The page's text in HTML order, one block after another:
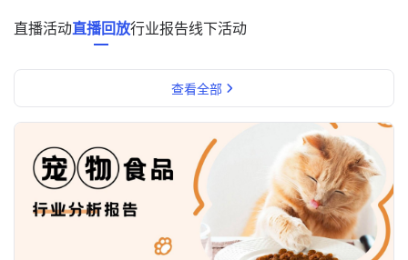
消费者说
解决方案
金融市场解决方案
电商解决方案
资源中心
直播活动直播回放行业报告线下活动
查看全部